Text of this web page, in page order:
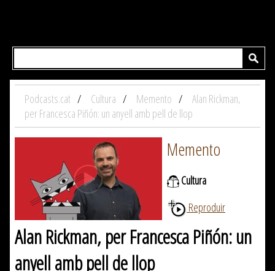
Podcasts.cat Cultura Memento
Alan Rickman,
per Francesca Piñón: un anyell amb pell de llop
Memento
Cultura
Reproduir
Alan Rickman, per Francesca Piñón: un
anyell amb pell de llop